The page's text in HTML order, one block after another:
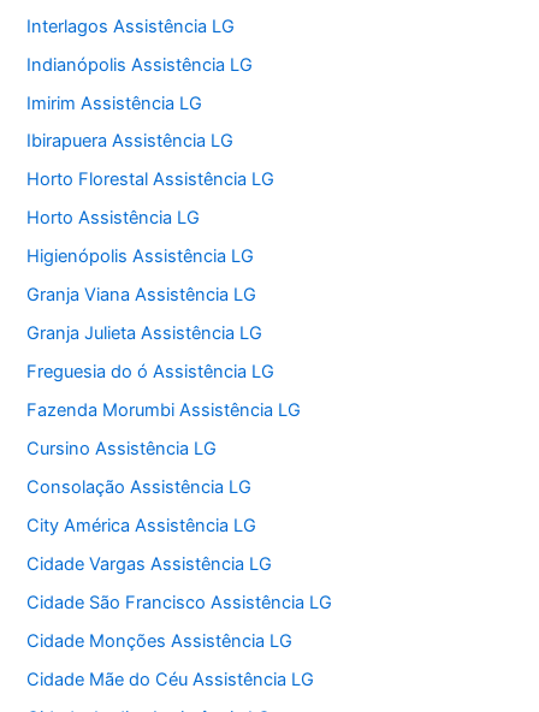
Interlagos Assistência LG
Indianópolis Assistência LG
Imirim Assistência LG
Ibirapuera Assistência LG
Horto Florestal Assistência LG
Horto Assistência LG
Higienópolis Assistência LG
Granja Viana Assistência LG
Granja Julieta Assistência LG
Freguesia do ó Assistência LG
Fazenda Morumbi Assistência LG
Cursino Assistência LG
Consolação Assistência LG
City América Assistência LG
Cidade Vargas Assistência LG
Cidade São Francisco Assistência LG
Cidade Monções Assistência LG
Cidade Mãe do Céu Assistência LG